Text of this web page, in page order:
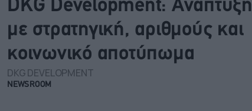
DKG Development: Ανάπτυξη
με στρατηγική, αριθμούς και
κοινωνικό αποτύπωμα
DKG DEVELOPMENT
NEWSROOM